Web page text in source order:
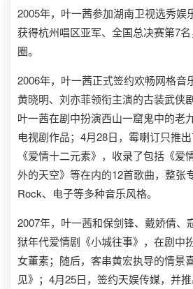
2005年，叶一茜参加湖南卫视选秀娱
获得杭州唱区亚军、全国总决赛第7
圈。
2006年，叶一茜正式签约欢畅网格音
黄晓明、刘亦菲领衔主演的古装武侠
叶一茜在剧中扮演西山一窟鬼中的老
电视剧作品；4月28日，霉喇订只推
《爱情十二元素》，收录了包括《爱
外的天空》等在内的12首歌曲，整张
Rock、电子等多种音乐风格。
2007年，叶一茜和保剑锋、戴娇倩、
狱年代爱情剧《小城往事》，在剧中
女董素；随后，客串黄宏执导的情景
见》；4月25日，签约天娱传媒，并